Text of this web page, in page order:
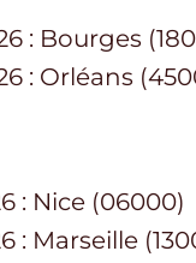
: Bourges
: Orléans
: Nice (06000)
: Marseille